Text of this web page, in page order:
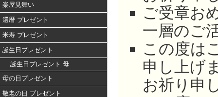
楽屋見舞い
還暦 プレゼント
米寿 プレゼント
誕生日プレゼント
誕生日プレゼント 母
母の日プレゼント
敬老の日 プレゼント
ご受章お
一層のご
この度は
申し上げ
お祈り申